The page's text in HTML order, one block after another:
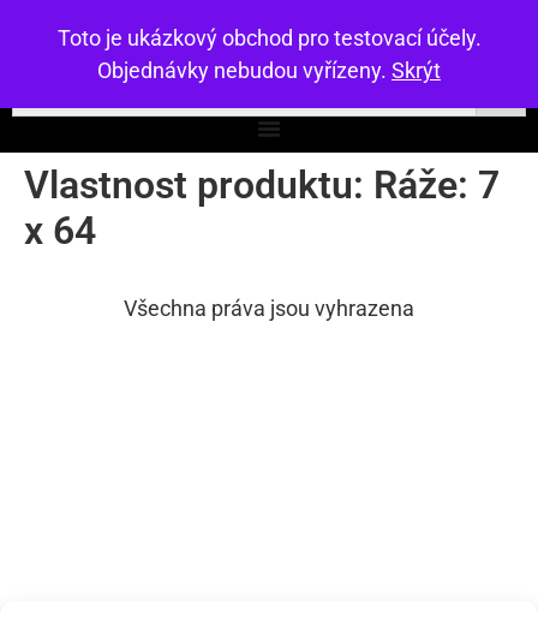
Toto je ukázkový obchod pro testovací účely.
Objednávky nebudou vyřízeny. Skrýt
Vlastnost produktu: Ráže: 7
x 64
Všechna práva jsou vyhrazena